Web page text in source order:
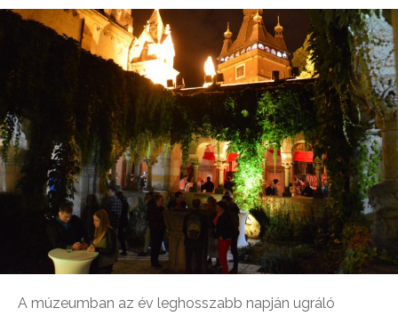
A múzeumban az év leghosszabb napján ugráló